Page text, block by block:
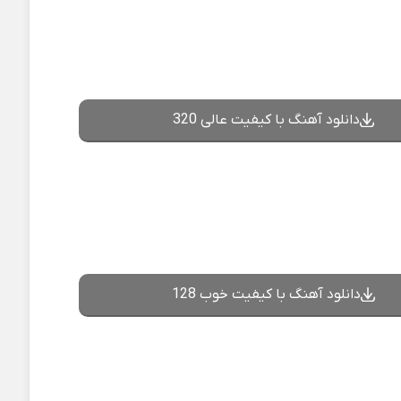
دانلود آهنگ با کیفیت عالی 320
دانلود آهنگ با کیفیت خوب 128